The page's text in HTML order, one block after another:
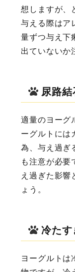
想しますが、
与える際はア
量ずつ与え下
出ていないか
尿路
適量のヨーグ
ーグルトには
為、与え過ぎ
も注意が必要
え過ぎた影響
ょう。
冷た
ヨーグルトは